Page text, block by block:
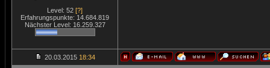
Level: 52 [?]
Erfahrungspunkte: 14.684.819
Nächster Level: 16.259.327
20.03.2015 18:34